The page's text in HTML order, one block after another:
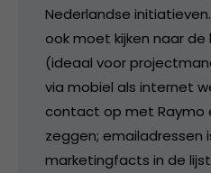
Nederlandse
ook moet kijken naar
(ideaal voor
via mobiel als internet
contact op met Raymo
zeggen; emailadressen
marketingfacts in de